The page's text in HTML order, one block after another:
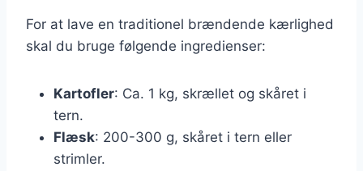
For at lave en traditionel brændende kærlighed
skal du bruge følgende ingredienser:
Kartofler: Ca. 1 kg, skrællet og skåret i
tern.
Flæsk: 200-300 g, skåret i tern eller
strimler.